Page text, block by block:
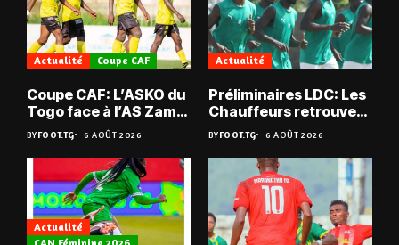
Actualité Coupe CAF
Coupe CAF: L’ASKO du
Togo face à l’AS Zam
du Niger
BYFOOT.TG 6 AOÛT 2026
Actualité
Préliminaires LDC: Les
Chauffeurs retrouvent
les Mimos
BYFOOT.TG 6 AOÛT 2026
Actualité